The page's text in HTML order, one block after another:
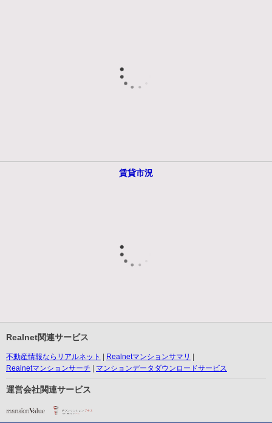
賃貸市況
Realnet関連サービス
不動産情報ならリアルネット
Realnetマンションサマリ
Realnetマンションサーチ
マンションデータダウンロードサービス
運営会社関連サービス